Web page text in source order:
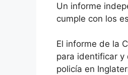
Un informe
cumple con los
El informe de la
para identificar y
policía en